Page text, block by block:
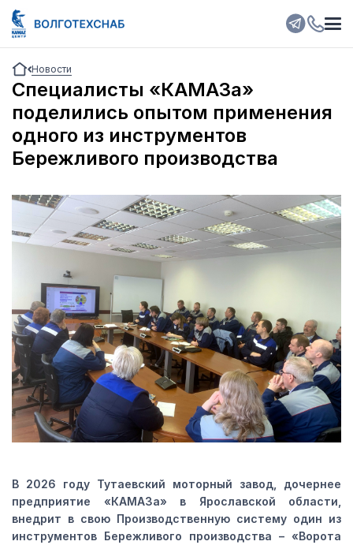
Новости
Специалисты «КАМАЗа»
поделились опытом применения
одного из инструментов
Бережливого производства
В 2026 году Тутаевский моторный завод, дочернее
предприятие «КАМАЗа» в Ярославской области,
внедрит в свою Производственную систему один из
инструментов Бережливого производства – «Ворота